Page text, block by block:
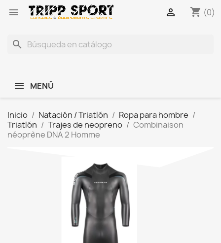
 shopping_cart (0)

search
MENÚ
Inicio Natación / Triatlón
Ropa para hombre
Triatlón
Trajes de neopreno
Combinaison
néoprène DNA 2 Homme